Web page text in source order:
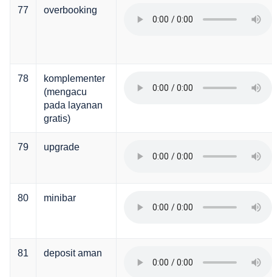
77 overbooking
78
komplementer
(mengacu
pada layanan
gratis)
79 upgrade
80 minibar
81 deposit aman